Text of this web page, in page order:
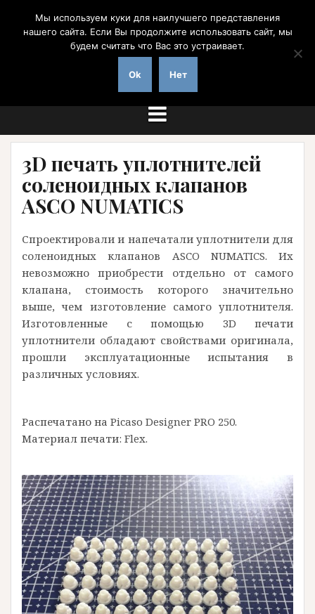
содержимому
на заказ с доставкой по России
3D печать уплотнителей
соленоидных клапанов
ASCO NUMATICS
Спроектировали и напечатали уплотнители для
соленоидных клапанов ASCO NUMATICS. Их
невозможно приобрести отдельно от самого
клапана, стоимость которого значительно
выше, чем изготовление самого уплотнителя.
Изготовленные с помощью 3D печати
уплотнители обладают свойствами оригинала,
прошли эксплуатационные испытания в
различных условиях.
Распечатано на Picaso Designer PRO 250.
Материал печати: Flex.
Мы используем куки для наилучшего представления
нашего сайта. Если Вы продолжите использовать сайт, мы
будем считать что Вас это устраивает.
Ok Нет